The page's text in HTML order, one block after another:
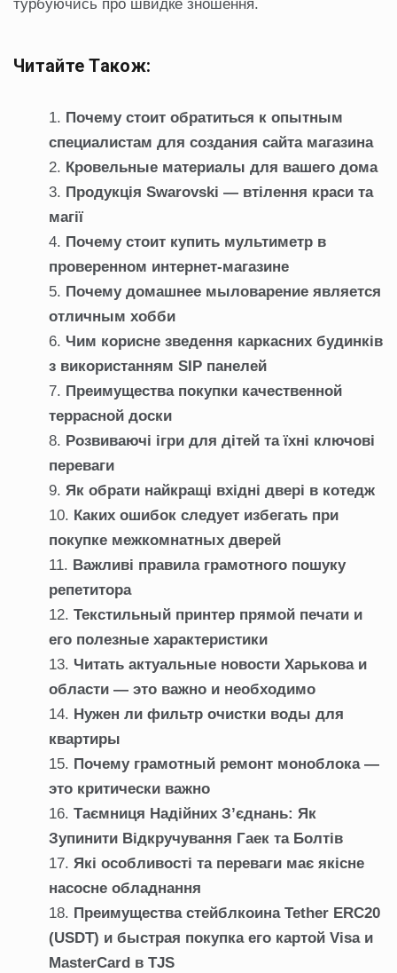
турбуючись про швидке зношення.
Читайте Також:
Почему стоит обратиться к опытным
специалистам для создания сайта магазина
Кровельные материалы для вашего дома
Продукція Swarovski — втілення краси та
магії
Почему стоит купить мультиметр в
проверенном интернет-магазине
Почему домашнее мыловарение является
отличным хобби
Чим корисне зведення каркасних будинків
з використанням SIP панелей
Преимущества покупки качественной
террасной доски
Розвиваючі ігри для дітей та їхні ключові
переваги
Як обрати найкращі вхідні двері в котедж
Каких ошибок следует избегать при
покупке межкомнатных дверей
Важливі правила грамотного пошуку
репетитора
Текстильный принтер прямой печати и
его полезные характеристики
Читать актуальные новости Харькова и
области — это важно и необходимо
Нужен ли фильтр очистки воды для
квартиры
Почему грамотный ремонт моноблока —
это критически важно
Таємниця Надійних З’єднань: Як
Зупинити Відкручування Гаек та Болтів
Які особливості та переваги має якісне
насосне обладнання
Преимущества стейблкоина Tether ERC20
(USDT) и быстрая покупка его картой Visa и
MasterCard в TJS